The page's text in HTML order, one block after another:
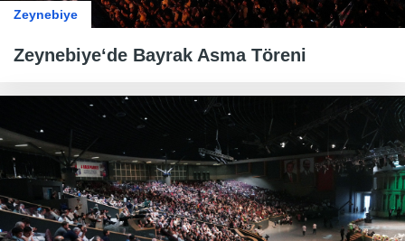
Zeynebiye
Zeynebiye‘de Bayrak Asma Töreni